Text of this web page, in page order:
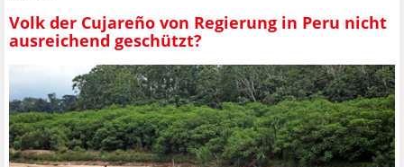
Volk der Cujareño von Regierung in Peru nicht
ausreichend geschützt?